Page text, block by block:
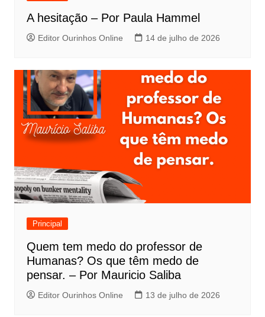
A hesitação – Por Paula Hammel
Editor Ourinhos Online 14 de julho de 2026
Principal
Quem tem medo do professor de
Humanas? Os que têm medo de
pensar. – Por Mauricio Saliba
Editor Ourinhos Online 13 de julho de 2026